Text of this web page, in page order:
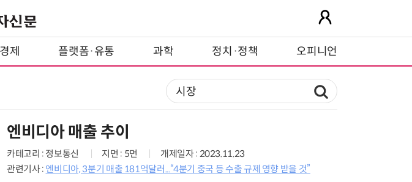
경제 플랫폼·유통 과학 정치·정책 오피니언
엔비디아 매출 추이
카테고리 : 정보통신 지면 : 5면
개제일자 : 2023.11.23
관련기사 : 엔비디아, 3분기 매출 181억달러...“4분기 중국 등 수출 규제 영향 받을 것”